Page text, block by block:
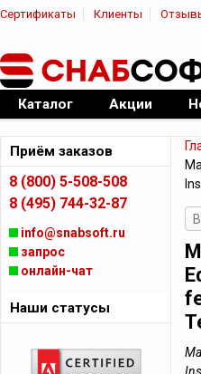
Сертификаты Клиенты
Официальный дилер ПО
Каталог Акции
Приём заказов
8 (800) 5-508-508
8 (495) 744-32-87
info@snabsoft.ru
запрос
онлайн-чат
Наши статусы